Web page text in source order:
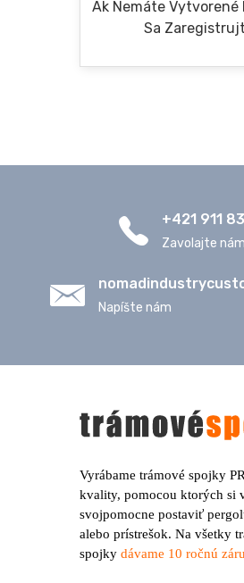
Ak Nemáte Vytvorené
Sa
+421 911
Zavolajte nám
Napíšte nám
Vyrábame trámové spojky
kvality, pomocou ktorých si
svojpomocne postaviť
alebo prístrešok. Na všetky
spojky dávame 10 ročnú